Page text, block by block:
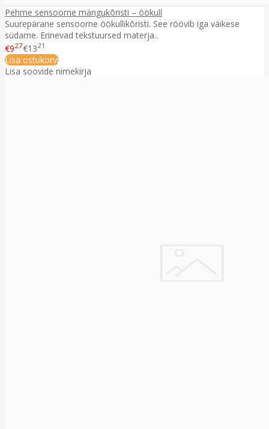
Pehme sensoorne mängukõristi – öökull
Suurepärane sensoorne öökullikõristi. See röövib iga väikese
südame. Erinevad tekstuursed materja..
€927€1321
Lisa ostukorvi
Lisa soovide nimekirja